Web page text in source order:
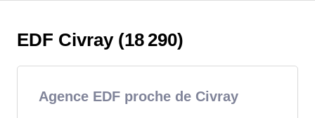
EDF Civray (18 290)
Agence EDF proche de Civray